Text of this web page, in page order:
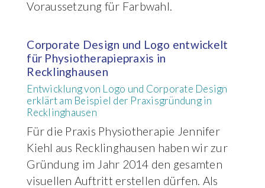
Voraussetzung für Farbwahl.
Corporate Design und Logo entwickelt
für Physiotherapiepraxis in
Recklinghausen
Entwicklung von Logo und Corporate Design
erklärt am Beispiel der Praxisgründung in
Recklinghausen
Für die Praxis Physiotherapie Jennifer
Kiehl aus Recklinghausen haben wir zur
Gründung im Jahr 2014 den gesamten
visuellen Auftritt erstellen dürfen. Als